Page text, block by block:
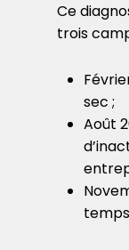
Ce
trois
sec ;
Août